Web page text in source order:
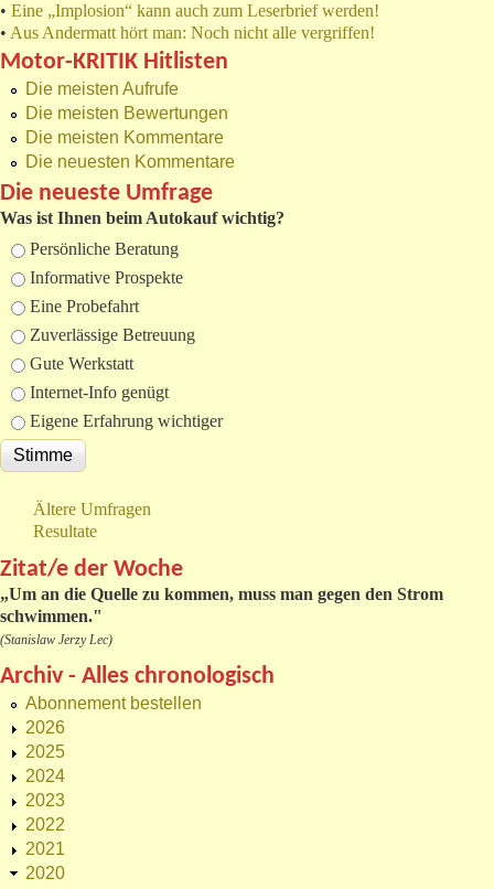
• Eine „Implosion“ kann auch zum Leserbrief werden!
• Aus Andermatt hört man: Noch nicht alle vergriffen!
Motor-KRITIK Hitlisten
Die meisten Aufrufe
Die meisten Bewertungen
Die meisten Kommentare
Die neuesten Kommentare
Die neueste Umfrage
Was ist Ihnen beim Autokauf wichtig?
Auswahlmöglichkeiten
Persönliche Beratung
Informative Prospekte
Eine Probefahrt
Zuverlässige Betreuung
Gute Werkstatt
Internet-Info genügt
Eigene Erfahrung wichtiger
Ältere Umfragen
Resultate
Zitat/e der Woche
„Um an die Quelle zu kommen, muss man gegen den Strom
schwimmen."
(Stanislaw Jerzy Lec)
Archiv - Alles chronologisch
Abonnement bestellen
2026
2025
2024
2023
2022
2021
2020